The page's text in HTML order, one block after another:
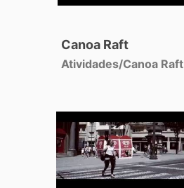
Canoa Raft
Atividades/Canoa Raft